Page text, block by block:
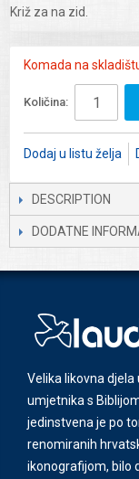
Križ za na zid.
Komada na
Količina:
Dodaj u listu želja
DESCRIPTION
DODATNE
Velika likovna
umjetnika s
jedinstvena je po
renomiranih
ikonografijom, bilo